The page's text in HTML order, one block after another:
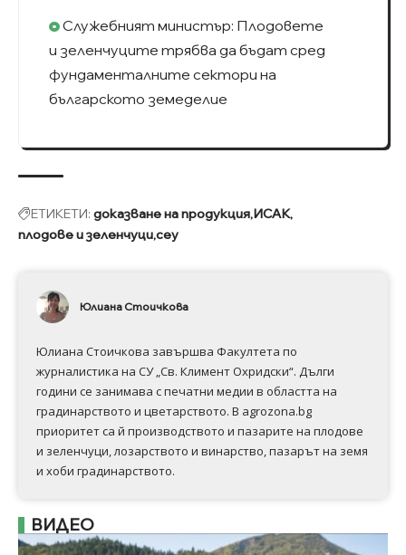
Служебният министър: Плодовете
и зеленчуците трябва да бъдат сред
фундаменталните сектори на
българското земеделие
ЕТИКЕТИ: доказване на продукция ИСАК
плодове и зеленчуцисеу
Юлиана Стоичкова
Юлиана Стоичкова завършва Факултета по
журналистика на СУ „Св. Климент Охридски“. Дълги
години се занимава с печатни медии в областта на
градинарството и цветарството. В agrozona.bg
приоритет са й производството и пазарите на плодове
и зеленчуци, лозарството и винарство, пазарът на земя
и хоби градинарството.
ВИДЕО